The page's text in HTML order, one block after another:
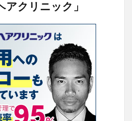
アクリニック」